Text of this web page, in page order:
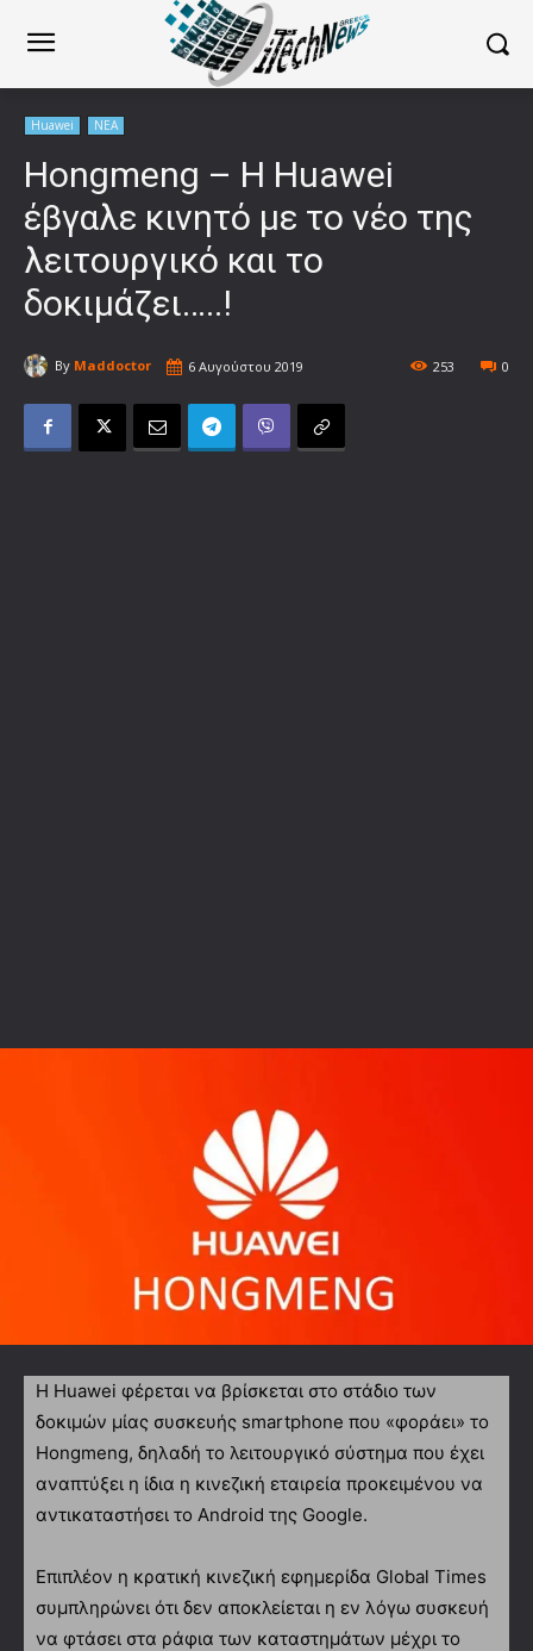
Huawei ΝΕΑ
Hongmeng – Η Huawei
έβγαλε κινητό με το νέο της
λειτουργικό και το
δοκιμάζει…..!
By Maddoctor 6 Αυγούστου 2019 0
253
Η Huawei φέρεται να βρίσκεται στο στάδιο των
δοκιμών μίας συσκευής smartphone που «φοράει» το
Hongmeng, δηλαδή το λειτουργικό σύστημα που έχει
αναπτύξει η ίδια η κινεζική εταιρεία προκειμένου να
αντικαταστήσει το Android της Google.
Επιπλέον η κρατική κινεζική εφημερίδα Global Times
συμπληρώνει ότι δεν αποκλείεται η εν λόγω συσκευή
να φτάσει στα ράφια των καταστημάτων μέχρι το